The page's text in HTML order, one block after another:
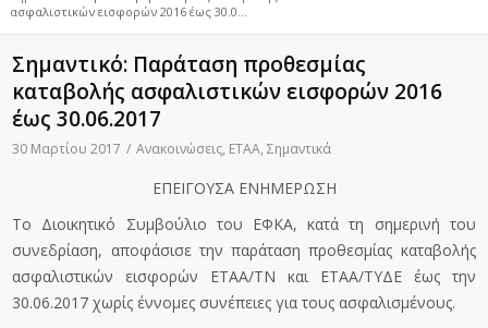
ασφαλιστικών εισφορών 2016 έως 30.0...
Σημαντικό: Παράταση προθεσμίας
καταβολής ασφαλιστικών εισφορών 2016
έως 30.06.2017
30 Μαρτίου 2017 / Ανακοινώσεις, ΕΤΑΑ,Σημαντικά
ΕΠΕΙΓΟΥΣΑ ΕΝΗΜΕΡΩΣΗ
Το Διοικητικό Συμβούλιο του ΕΦΚΑ, κατά τη σημερινή του
συνεδρίαση, αποφάσισε την παράταση προθεσμίας καταβολής
ασφαλιστικών εισφορών ΕΤΑΑ/ΤΝ και ΕΤΑΑ/ΤΥΔΕ έως την
30.06.2017 χωρίς έννομες συνέπειες για τους ασφαλισμένους.